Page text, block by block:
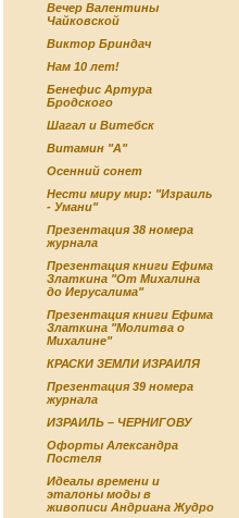
Вечер Валентины
Чайковской
Виктор Бриндач
Нам 10 лет!
Бенефис Артура
Бродского
Шагал и Витебск
Витамин "А"
Осенний сонет
Нести миру мир: "Израиль
- Умани"
Презентация 38 номера
журнала
Презентация книги Ефима
Златкина "От Михалина
до Иерусалима"
Презентация книги Ефима
Златкина "Молитва о
Михалине"
КРАСКИ ЗЕМЛИ ИЗРАИЛЯ
Презентация 39 номера
журнала
ИЗРАИЛЬ – ЧЕРНИГОВУ
Офорты Александра
Постеля
Идеалы времени и
эталоны моды в
живописи Андриана Жудро